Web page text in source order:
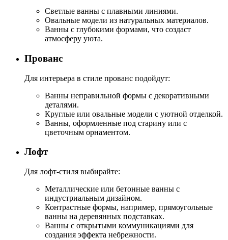
Светлые ванны с плавными линиями.
Овальные модели из натуральных материалов.
Ванны с глубокими формами, что создаст
атмосферу уюта.
Прованс
Для интерьера в стиле прованс подойдут:
Ванны неправильной формы с декоративными
деталями.
Круглые или овальные модели с уютной отделкой.
Ванны, оформленные под старину или с
цветочным орнаментом.
Лофт
Для лофт-стиля выбирайте:
Металлические или бетонные ванны с
индустриальным дизайном.
Контрастные формы, например, прямоугольные
ванны на деревянных подставках.
Ванны с открытыми коммуникациями для
создания эффекта небрежности.